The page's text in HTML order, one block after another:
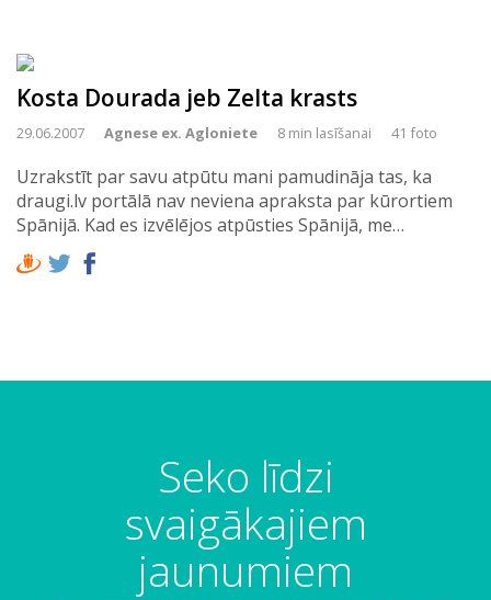
Kosta Dourada jeb Zelta krasts
29.06.2007 Agnese ex. Agloniete 8 min lasīšanai 41 foto
Uzrakstīt par savu atpūtu mani pamudināja tas, ka
draugi.lv portālā nav neviena apraksta par kūrortiem
Spānijā. Kad es izvēlējos atpūsties Spānijā, me…
Seko līdzi
svaigākajiem
jaunumiem